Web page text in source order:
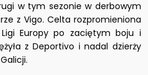
w tym sezonie w derbowym
z Vigo. Celta rozpromieniona
Europy po zaciętym boju i
z Deportivo i nadal dzierży